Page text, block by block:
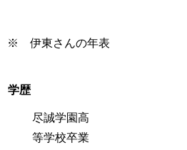
※ 伊東さんの年表
学歴
尽誠学園高
等学校卒業